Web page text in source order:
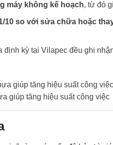
máy không kế hoạch, từ đó
10 so với sửa chữa hoặc
định kỳ tại Vilapec đều ghi
giúp tăng hiệu suất công việc